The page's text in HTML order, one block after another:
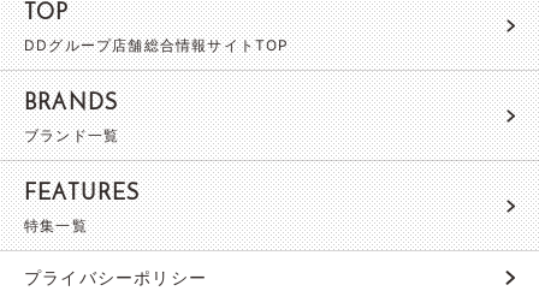
TOP
DDグループ店舗総合情報サイトTOP
BRANDS
ブランド一覧
FEATURES
特集一覧
プライバシーポリシー